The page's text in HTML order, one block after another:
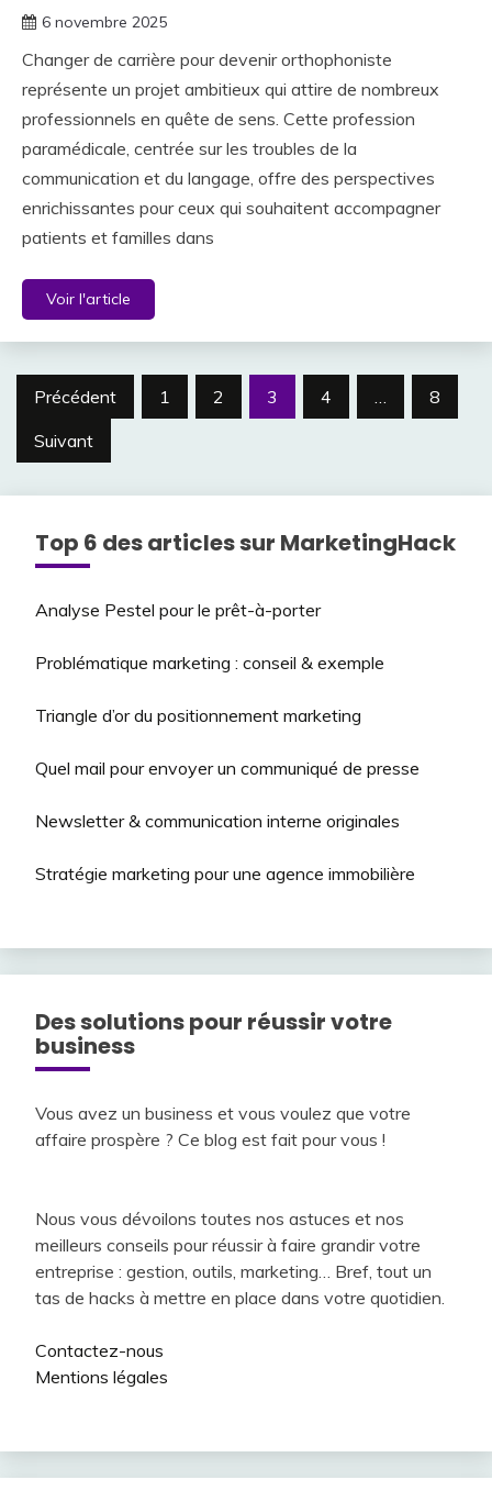
6 novembre 2025
Changer de carrière pour devenir orthophoniste
représente un projet ambitieux qui attire de nombreux
professionnels en quête de sens. Cette profession
paramédicale, centrée sur les troubles de la
communication et du langage, offre des perspectives
enrichissantes pour ceux qui souhaitent accompagner
patients et familles dans
Voir l'article
Pagination
des
publications
Précédent 1 2 3 4 …
8
Suivant
Top 6 des articles sur MarketingHack
Analyse Pestel pour le prêt-à-porter
Problématique marketing : conseil & exemple
Triangle d’or du positionnement marketing
Quel mail pour envoyer un communiqué de presse
Newsletter & communication interne originales
Stratégie marketing pour une agence immobilière
Des solutions pour réussir votre
business
Vous avez un business et vous voulez que votre
affaire prospère ? Ce blog est fait pour vous !
Nous vous dévoilons toutes nos astuces et nos
meilleurs conseils pour réussir à faire grandir votre
entreprise : gestion, outils, marketing… Bref, tout un
tas de hacks à mettre en place dans votre quotidien.
Contactez-nous
Mentions légales